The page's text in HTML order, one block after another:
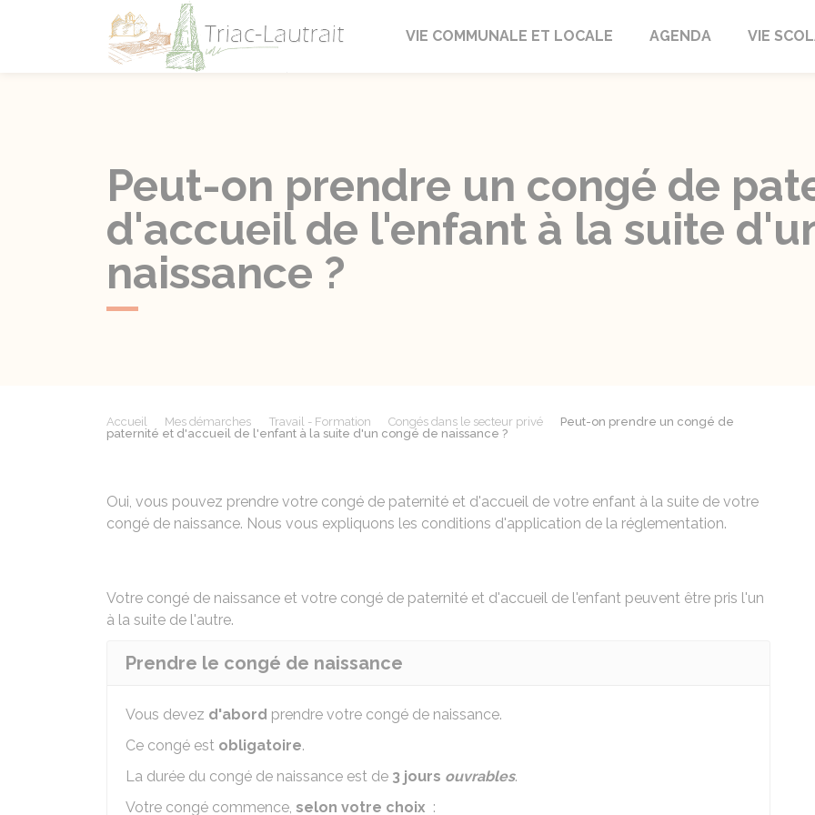
Triac-Lautrait
VIE COMMUNALE ET LOCALE AGENDA VIE
Peut-on prendre un congé de
d'accueil de l'enfant à la suite
naissance ?
Accueil Mes démarches Travail - Formation Congés dans le secteur privé
Peut-on prendre un congé de
paternité et d'accueil de l'enfant à la suite d'un congé de naissance ?
Oui, vous pouvez prendre votre congé de paternité et d'accueil de votre enfant à la suite de votre
congé de naissance. Nous vous expliquons les conditions d'application de la réglementation.
Votre congé de naissance et votre congé de paternité et d'accueil de l'enfant peuvent être pris l'un
à la suite de l'autre.
Prendre le congé de naissance
Vous devez d'abord prendre votre congé de naissance.
Ce congé est obligatoire.
La durée du congé de naissance est de 3 jours ouvrables.
Votre congé commence, selon votre choix :